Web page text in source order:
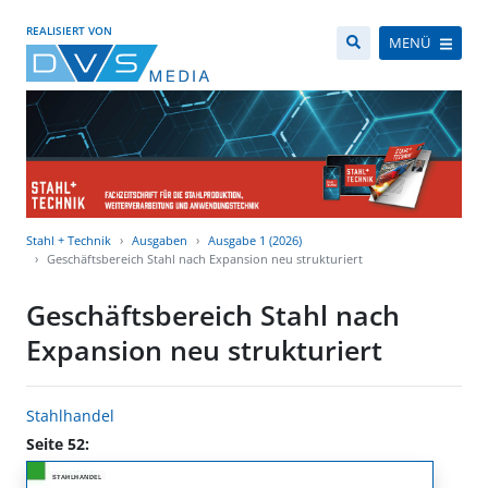
REALISIERT VON
MENÜ
Stahl + Technik Ausgaben
Ausgabe 1 (2026)
Geschäftsbereich Stahl nach Expansion neu strukturiert
Geschäftsbereich Stahl nach
Expansion neu strukturiert
Stahlhandel
Seite 52: